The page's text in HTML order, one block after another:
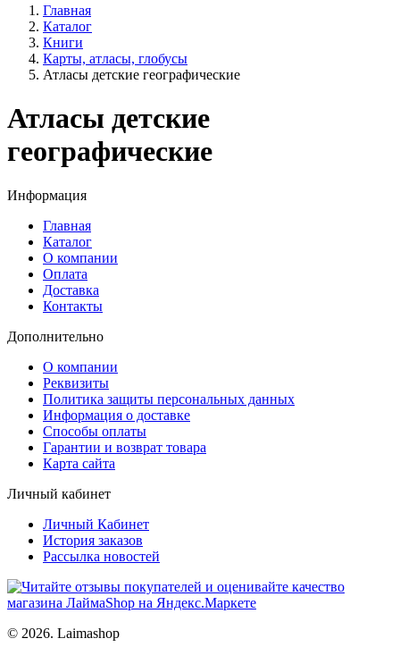
Главная
Каталог
Книги
Карты, атласы, глобусы
Атласы детские географические
Атласы детские
географические
Информация
Главная
Каталог
О компании
Оплата
Доставка
Контакты
Дополнительно
О компании
Реквизиты
Политика защиты персональных данных
Информация о доставке
Способы оплаты
Гарантии и возврат товара
Карта сайта
Личный кабинет
Личный Кабинет
История заказов
Рассылка новостей
© 2026. Laimashop